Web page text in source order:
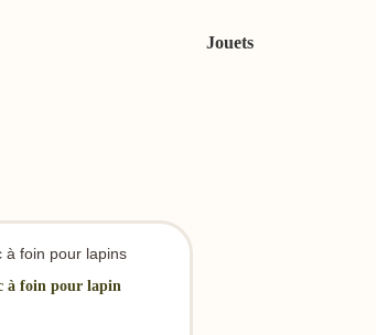
Jouets
à foin pour lapin